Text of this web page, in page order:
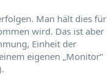
Man hält dies für
wird. Das ist aber
Einheit der
eigenen „Monitor“